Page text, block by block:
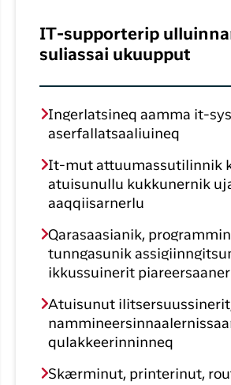
IT-supporterip
suliassai ukuupput
Ingerlatsineq aamma it-
aserfallatsaaliuineq
It-mut attuumassutilinnik
atuisunullu kukkunernik
aaqqiisarnerlu
Qarasaasianik,
tunngasunik
ikkussuinerit
Atuisunut
qulakkeerinninneq
Skærminut, printerinut,